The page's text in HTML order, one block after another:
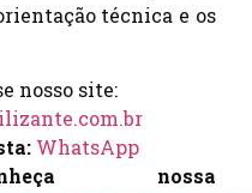
técnica e os
nosso site:
WhatsApp
nossa